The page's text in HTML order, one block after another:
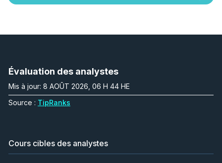
Évaluation des analystes
Mis à jour: 8 AOÛT 2026, 06 H 44 HE
Source : TipRanks
Cours cibles des analystes